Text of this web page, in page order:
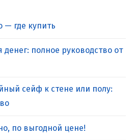
— где купить
полное руководство от
сейф к стене или полу:
по выгодной цене!